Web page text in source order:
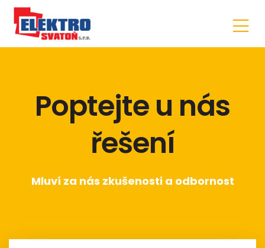
Poptejte u nás
řešení
Mluví za nás zkušenosti a odbornost